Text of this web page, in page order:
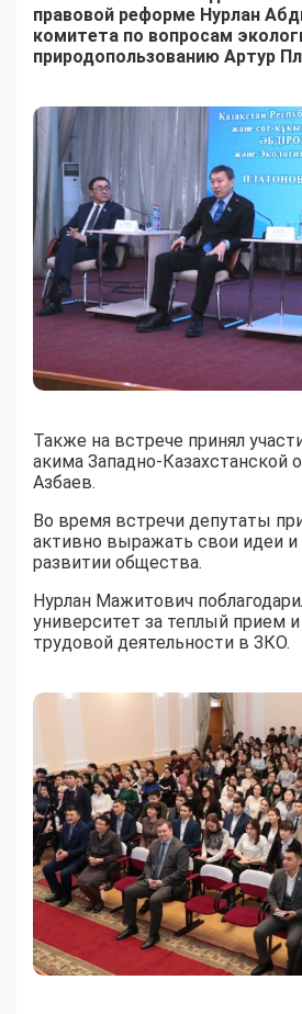
правовой реформе Нурлан Абд
комитета по вопросам
природопользованию Артур
Также на встрече принял
акима Западно-Казахстанской
Азбаев.
Во время встречи депутаты
активно выражать свои идеи и
развитии общества.
Нурлан Мажитович
университет за теплый прием
трудовой деятельности в ЗКО.